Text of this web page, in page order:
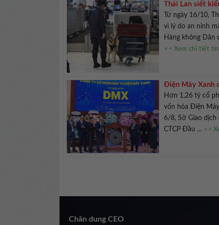
Thái Lan siết
Từ ngày 16/10,
vì lý do an ninh
Hàng không Dân
<< Xem chi tiết tin
Điện Máy Xanh
Hơn 1,26 tỷ cổ
vốn hóa Điện
6/8, Sở Giao
CTCP Đầu ... <<
Chân dung CEO